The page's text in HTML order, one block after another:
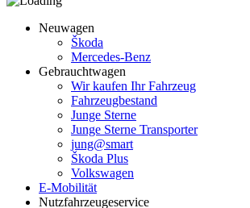
Neuwagen
Škoda
Mercedes-Benz
Gebrauchtwagen
Wir kaufen Ihr Fahrzeug
Fahrzeugbestand
Junge Sterne
Junge Sterne Transporter
jung@smart
Škoda Plus
Volkswagen
E-Mobilität
Nutzfahrzeugeservice